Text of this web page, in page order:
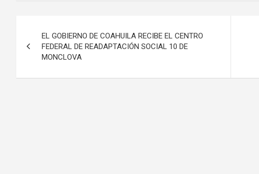
de
EL GOBIERNO DE COAHUILA RECIBE EL CENTRO
FEDERAL DE READAPTACIÓN SOCIAL 10 DE
MONCLOVA